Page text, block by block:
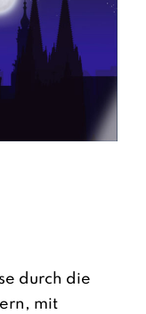
durch die
mit